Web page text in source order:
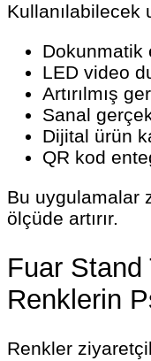
Kullanılabilecek
Dokunmatik
LED video
Artırılmış
Sanal
Dijital ürün
QR kod
Bu uygulamalar
ölçüde artırır.
Fuar Stand
Renklerin
Renkler